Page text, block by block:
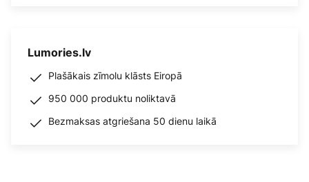
Lumories.lv
Plašākais zīmolu klāsts Eiropā
950 000 produktu noliktavā
Bezmaksas atgriešana 50 dienu laikā